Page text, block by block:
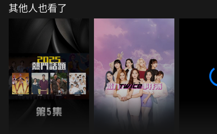
萬不要錯過這個為您精心準備的單元。
其他人也看了